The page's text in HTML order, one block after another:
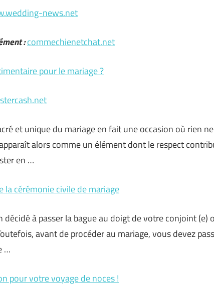
news.net
:commechienetchat.net
pour le mariage ?
et unique du mariage en fait une occasion où rien
alors comme un élément dont le respect
en …
la cérémonie civile de mariage
décidé à passer la bague au doigt de votre conjoint (e)
avant de procéder au mariage, vous devez
…
pour votre voyage de noces !